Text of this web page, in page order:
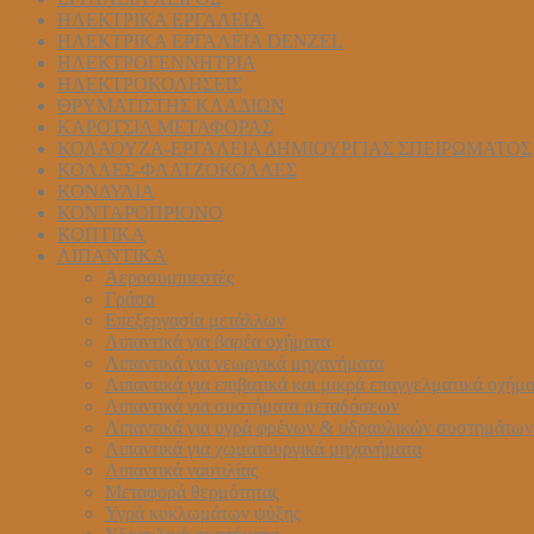
ΗΛΕΚΤΡΙΚΑ ΕΡΓΑΛΕΙΑ
ΗΛΕΚΤΡΙΚΑ ΕΡΓΑΛΕΙΑ DENZEL
ΗΛΕΚΤΡΟΓΕΝΝΗΤΡΙΑ
ΗΛΕΚΤΡΟΚΟΛΗΣΕΙΣ
ΘΡΥΜΑΤΙΣΤΗΣ ΚΛΑΔΙΩΝ
ΚΑΡΟΤΣΙΑ ΜΕΤΑΦΟΡΑΣ
ΚΟΛΑΟΥΖΑ-ΕΡΓΑΛΕΙΑ ΔΗΜΙΟΥΡΓΙΑΣ ΣΠΕΙΡΩΜΑΤΟΣ
ΚΟΛΛΕΣ-ΦΛΑΤΖΟΚΟΛΛΕΣ
ΚΟΝΔΥΛΙΑ
ΚΟΝΤΑΡΟΠΡΙΟΝΟ
ΚΟΠΤΙΚΑ
ΛΙΠΑΝΤΙΚΑ
Αεροσυμπιεστές
Γράσα
Επεξεργασία μετάλλων
Λιπαντικά για βαρέα οχήματα
Λιπαντικά για γεωργικά μηχανήματα
Λιπαντικά για επιβατικά και μικρά επαγγελματικά
Λιπαντικά για συστήματα μεταδόσεων
Λιπαντικά για υγρά φρένων & υδραυλικών συστημάτων
Λιπαντικά για χωματουργικά μηχανήματα
Λιπαντικά ναυτιλίας
Μεταφορά θερμότητας
Υγρά κυκλωμάτων ψύξης